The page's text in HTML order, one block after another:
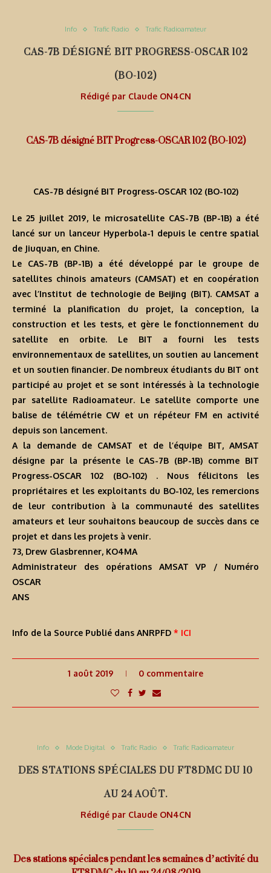
Info Trafic Radio Trafic Radioamateur
CAS-7B DÉSIGNÉ BIT PROGRESS-OSCAR 102
(BO-102)
Rédigé par Claude ON4CN
CAS-7B désigné BIT Progress-OSCAR 102 (BO-102)
CAS-7B désigné BIT Progress-OSCAR 102 (BO-102)
Le 25 juillet 2019, le microsatellite CAS-7B (BP-1B) a été
lancé sur un lanceur Hyperbola-1 depuis le centre spatial
de Jiuquan, en Chine.
Le CAS-7B (BP-1B) a été développé par le groupe de
satellites chinois amateurs (CAMSAT) et en coopération
avec l’Institut de technologie de Beijing (BIT). CAMSAT a
terminé la planification du projet, la conception, la
construction et les tests, et gère le fonctionnement du
satellite en orbite. Le BIT a fourni les tests
environnementaux de satellites, un soutien au lancement
et un soutien financier. De nombreux étudiants du BIT ont
participé au projet et se sont intéressés à la technologie
par satellite Radioamateur. Le satellite comporte une
balise de télémétrie CW et un répéteur FM en activité
depuis son lancement.
A la demande de CAMSAT et de l’équipe BIT, AMSAT
désigne par la présente le CAS-7B (BP-1B) comme BIT
Progress-OSCAR 102 (BO-102) . Nous félicitons les
propriétaires et les exploitants du BO-102, les remercions
de leur contribution à la communauté des satellites
amateurs et leur souhaitons beaucoup de succès dans ce
projet et dans les projets à venir.
73, Drew Glasbrenner, KO4MA
Administrateur des opérations AMSAT VP / Numéro
OSCAR
ANS
Info de la Source Publié dans ANRPFD * ICI
1 août 2019 0 commentaire
Info Mode Digital Trafic Radio Trafic Radioamateur
DES STATIONS SPÉCIALES DU FT8DMC DU 10
AU 24 AOÛT.
Rédigé par Claude ON4CN
Des stations spéciales pendant les semaines d’activité du